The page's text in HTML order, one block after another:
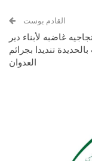
القادم بوست
غاضبه لأبناء دير
تنديدا بجرائم
العدوان